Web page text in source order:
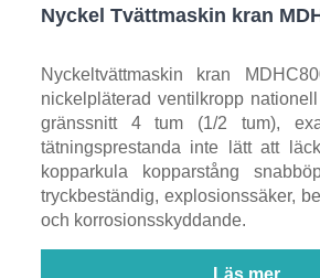
Nyckel Tvättmaskin kran
Nyckeltvättmaskin kran
nickelpläterad ventilkropp
gränssnitt 4 tum (1/2 tum),
tätningsprestanda inte lätt att
kopparkula kopparstång
tryckbeständig, explosionssäker,
och korrosionsskyddande.
Läs mer